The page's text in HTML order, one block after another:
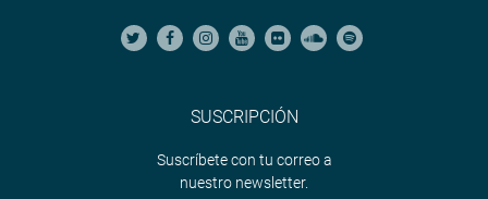
SUSCRIPCIÓN
Suscríbete con tu correo a
nuestro newsletter.